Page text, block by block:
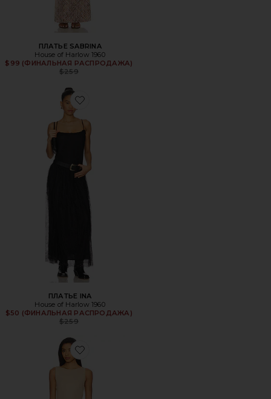
ПЛАТЬЕ SABRINA
House of Harlow 1960
$99 (ФИНАЛЬНАЯ РАСПРОДАЖА)
Previous price:
$259
Favorite ПЛАТЬЕ INA
ПЛАТЬЕ INA
House of Harlow 1960
$50 (ФИНАЛЬНАЯ РАСПРОДАЖА)
Previous price:
$259
Favorite ПЛАТЬЕ JOCELYN